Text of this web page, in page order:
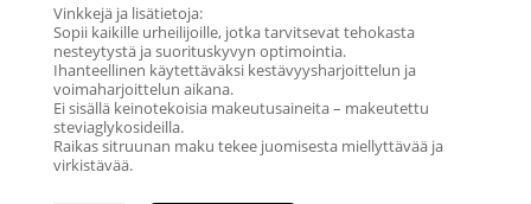
Vinkkejä ja lisätietoja:
Sopii kaikille urheilijoille, jotka tarvitsevat tehokasta
nesteytystä ja suorituskyvyn optimointia.
Ihanteellinen käytettäväksi kestävyysharjoittelun ja
voimaharjoittelun aikana.
Ei sisällä keinotekoisia makeutusaineita – makeutettu
steviaglykosideilla.
Raikas sitruunan maku tekee juomisesta miellyttävää ja
virkistävää.